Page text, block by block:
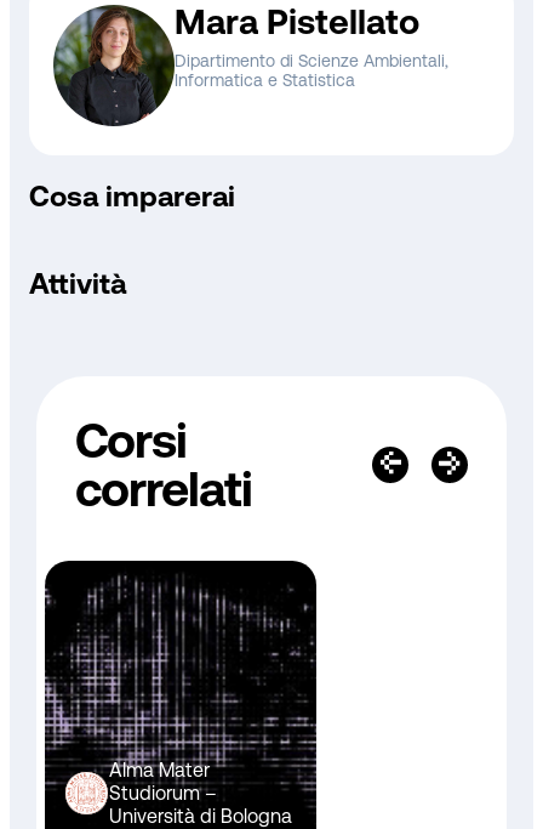
Mara Pistellato
Dipartimento di Scienze Ambientali,
Informatica e Statistica
Cosa imparerai
Attività
Corsi
correlati
Alma Mater
Studiorum –
Università di Bologna